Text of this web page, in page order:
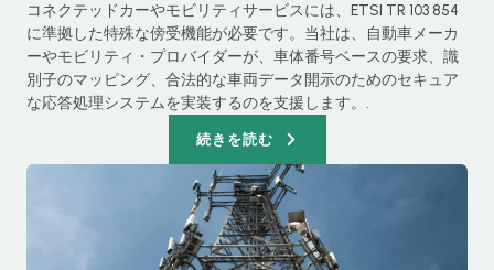
コネクテッドカーやモビリティサービスには、ETSI TR 103 854
に準拠した特殊な傍受機能が必要です。当社は、自動車メーカ
ーやモビリティ・プロバイダーが、車体番号ベースの要求、識
別子のマッピング、合法的な車両データ開示のためのセキュア
な応答処理システムを実装するのを支援します。.
続きを読む